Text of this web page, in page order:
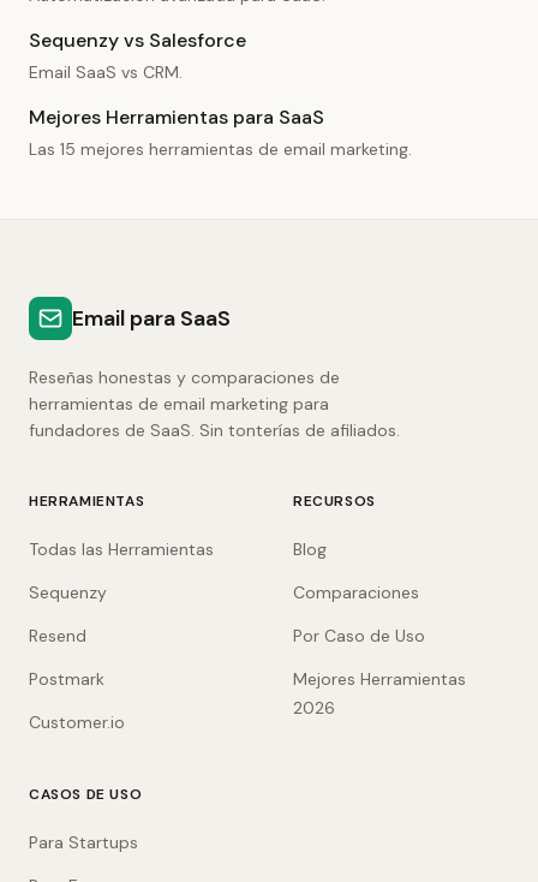
Sequenzy vs Salesforce
Email SaaS vs CRM.
Mejores Herramientas para SaaS
Las 15 mejores herramientas de email marketing.
Email para SaaS
Reseñas honestas y comparaciones de
herramientas de email marketing para
fundadores de SaaS. Sin tonterías de afiliados.
HERRAMIENTAS
Todas las Herramientas
Sequenzy
Resend
Postmark
Customer.io
RECURSOS
Blog
Comparaciones
Por Caso de Uso
Mejores Herramientas
2026
CASOS DE USO
Para Startups